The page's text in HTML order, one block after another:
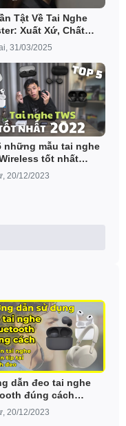
Tật Về Tai Nghe
Xuất Xứ, Chất
và Nên Mua
31/03/2025
những mẫu tai nghe
tốt nhất
2022!!!
20/12/2023
dẫn đeo tai nghe
đúng cách
bị đau, không bị
20/12/2023